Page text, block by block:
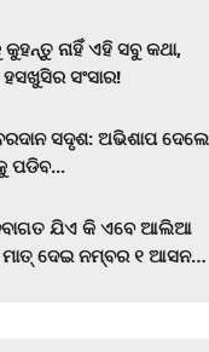
ନାହିଁ ଏହି ସବୁ କଥା,
ସଂସାର!
ସଦୃଶ: ଅଭିଶାପ ଦେଲେ
ପଡିବ...
ଯିଏ କି ଏବେ ଆଲିଆ
ଦେଇ ନମ୍ବର ୧ ଆସନ